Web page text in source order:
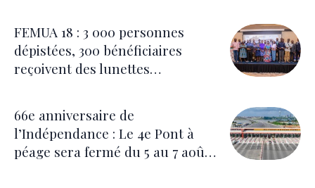
FEMUA 18 : 3 000 personnes
dépistées, 300 bénéficiaires
reçoivent des lunettes
66e anniversaire de
l’Indépendance : Le 4e Pont à
péage sera fermé du 5 au 7 août